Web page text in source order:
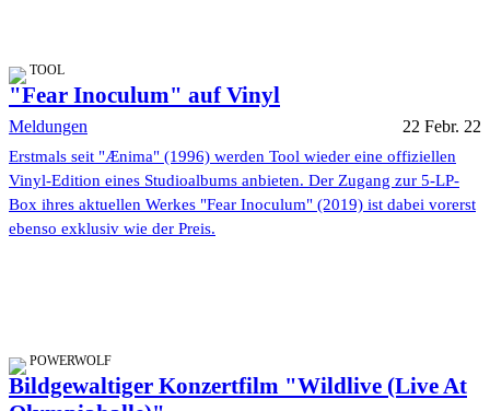
TOOL
"Fear Inoculum" auf Vinyl
Meldungen 22 Febr. 22
Erstmals seit "Ænima" (1996) werden Tool wieder eine offiziellen
Vinyl-Edition eines Studioalbums anbieten. Der Zugang zur 5-LP-
Box ihres aktuellen Werkes "Fear Inoculum" (2019) ist dabei vorerst
ebenso exklusiv wie der Preis.
POWERWOLF
Bildgewaltiger Konzertfilm "Wildlive (Live At